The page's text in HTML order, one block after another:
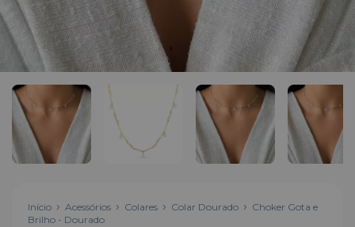
Início Acessórios Colares Colar Dourado
Choker Gota e
Brilho - Dourado